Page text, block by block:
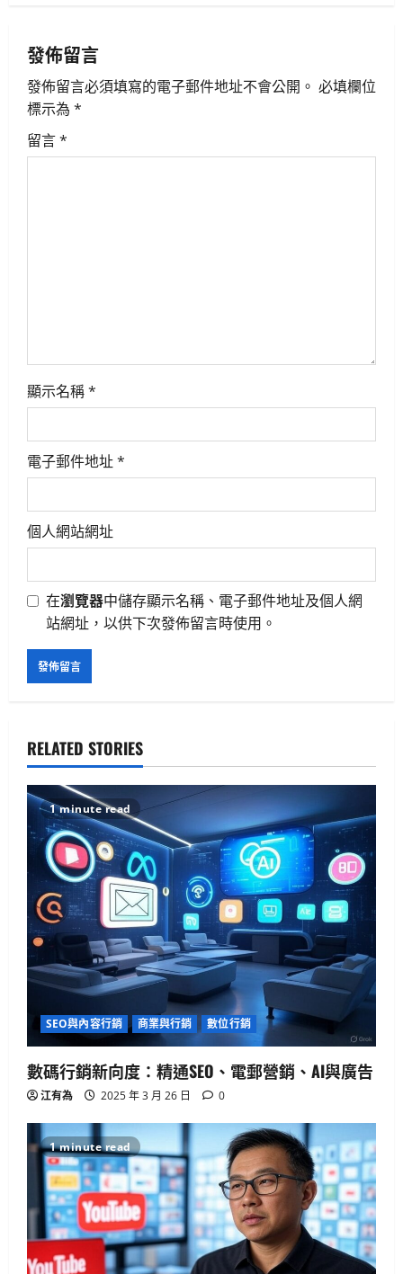
t
n
a
v
i
o
發佈留言
發佈留言必須填寫的電子郵件地址不會公開。 必填欄位
標示為 *
留言*
顯示名稱*
電子郵件地址*
個人網站網址
在瀏覽器中儲存顯示名稱、電子郵件地址及個人網
站網址，以供下次發佈留言時使用。
RELATED STORIES
1 minute read
SEO與內容行銷 商業與行銷 數位行銷
數碼行銷新向度：精通SEO、電郵營銷、AI與廣告
江有為 2025 年 3 月 26 日 0
1 minute read
2
生活與成長
15篇必讀AI對齊經典：深入Eliezer失落
系列
2025 年 4 月 21 日 0